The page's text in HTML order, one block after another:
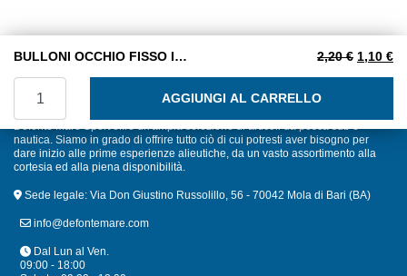
BULLONI OCCHIO FISSO IN ACCIAIO INOX AISI 316 MM. 6 2,20€ Il
1,10 €Il
AGGIUNGI AL CARRELLO
Defonte Mare Sport offre un'ampia selezione di articoli da pesca sub e
nautica. Siamo in grado di offrire tutto ciò di cui potresti aver bisogno per
dare inizio alle prime esperienze alieutiche, da un vasto assortimento alla
cortesia ed alla piena disponibilità.
Sede legale: Via Don Giustino Russolillo, 56 - 70042 Mola di Bari (BA)
info@defontemare.com
Dal Lun al Ven.
09:00 - 18:00